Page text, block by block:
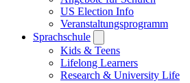
US Election Info
Veranstaltungsprogramm
Sprachschule
submenu
Kids & Teens
Lifelong Learners
Research & University Life